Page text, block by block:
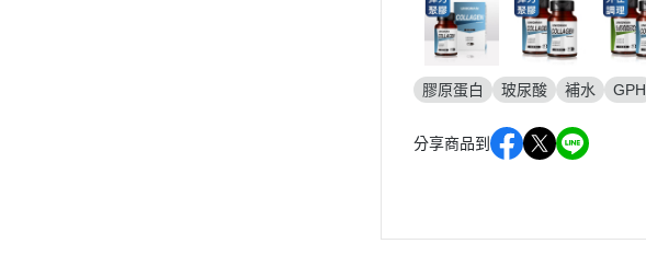
膠原蛋白 玻尿酸 補水 GPH
分享商品到